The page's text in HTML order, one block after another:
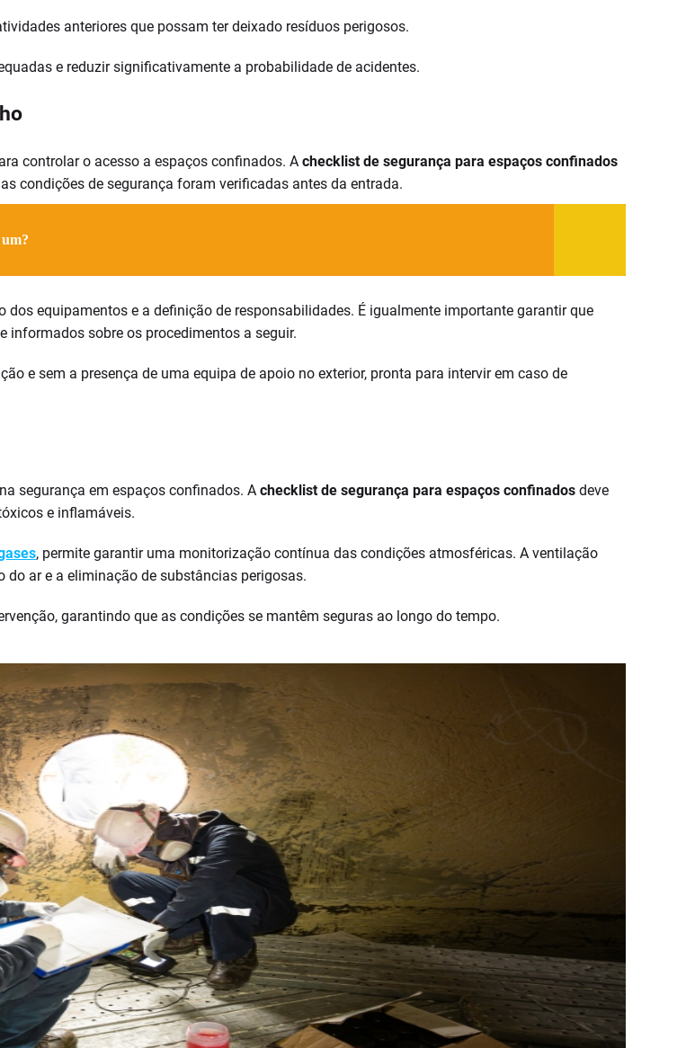
anteriores que possam ter deixado resíduos perigosos.
e reduzir significativamente a probabilidade de acidentes.
controlar o acesso a espaços confinados. Achecklist de segurança para espaços confinados
condições de segurança foram verificadas antes da entrada.
equipamentos e a definição de responsabilidades. É igualmente importante garantir que
informados sobre os procedimentos a seguir.
e sem a presença de uma equipa de apoio no exterior, pronta para intervir em caso de
segurança em espaços confinados. Achecklist de segurança para espaços confinados deve
e inflamáveis.
, permite garantir uma monitorização contínua das condições atmosféricas. A ventilação
do ar e a eliminação de substâncias perigosas.
garantindo que as condições se mantêm seguras ao longo do tempo.